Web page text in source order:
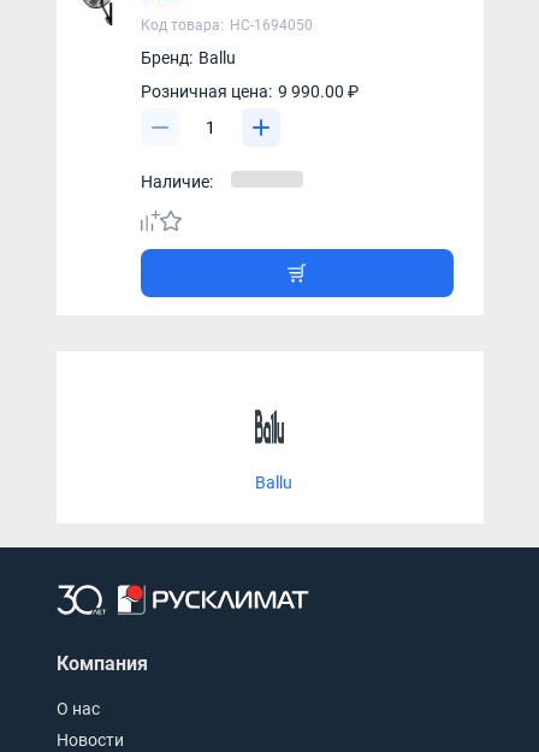
Код товара: НС-1694050
Бренд: Ballu
Розничная цена: 9 990.00 ₽
Наличие:
Ballu
Компания
О нас
Новости